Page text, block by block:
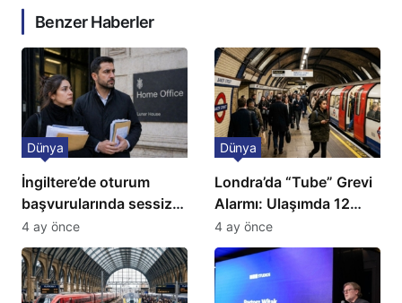
Benzer Haberler
İngiltere’de oturum
başvurularında sessiz
kriz: Büyükelçilikten
açıklama!
Dünya
4 ay önce
Londra’da “Tube” Grevi
Alarmı: Ulaşımda 12
Günlük Kaos Kapıda
Dünya
4 ay önce